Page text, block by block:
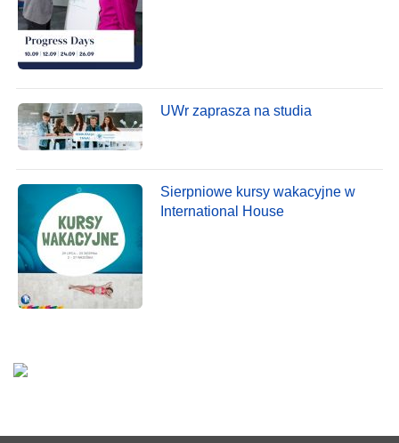
UWr zaprasza na studia
Sierpniowe kursy wakacyjne w
International House